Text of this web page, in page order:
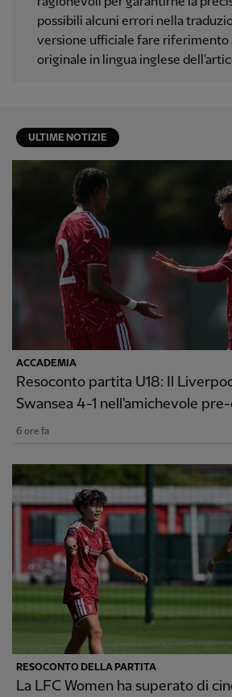
possibili alcuni errori nella
versione ufficiale fare riferimento
originale in lingua inglese
ULTIME NOTIZIE
ACCADEMIA
Resoconto partita U18: Il
Swansea 4-1 nell'amichevole
6 ore fa
RESOCONTO DELLA PARTITA
La LFC Women ha superato di